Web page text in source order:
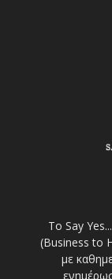
Το Say
(Business to
με